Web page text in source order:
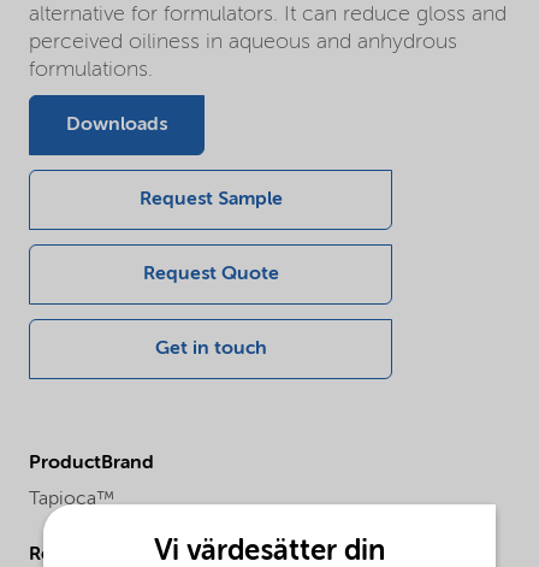
alternative for formulators. It can reduce gloss and
perceived oiliness in aqueous and anhydrous
formulations.
Downloads
Request Sample
Request Quote
Get in touch
ProductBrand
Tapioca™
Regional availabilityVi värdesätter din